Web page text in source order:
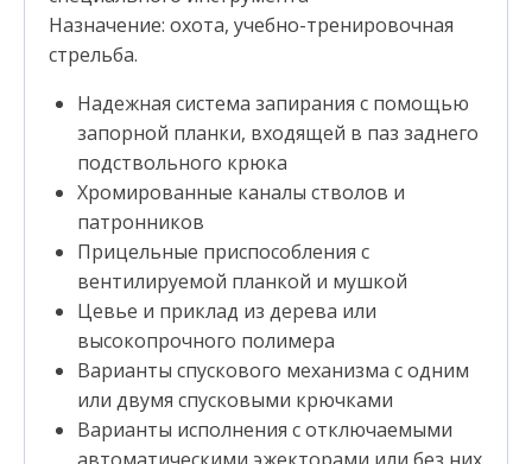
Назначение: охота, учебно-тренировочная
стрельба.
Надежная система запирания с помощью
запорной планки, входящей в паз заднего
подствольного крюка
Хромированные каналы стволов и
патронников
Прицельные приспособления с
вентилируемой планкой и мушкой
Цевье и приклад из дерева или
высокопрочного полимера
Варианты спускового механизма с одним
или двумя спусковыми крючками
Варианты исполнения с отключаемыми